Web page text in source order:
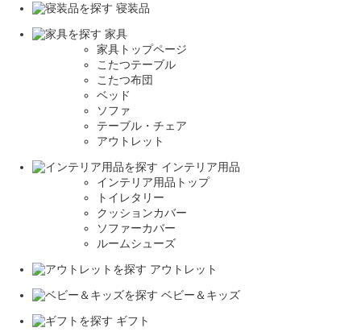
寝装品
家具
家具トップページ
こたつテーブル
こたつ布団
ベッド
ソファ
テーブル・チェア
アウトレット
インテリア用品
インテリア用品トップ
トイレタリー
クッションカバー
ソファーカバー
ルームシューズ
アウトレット
ベビー＆キッズ
ギフト